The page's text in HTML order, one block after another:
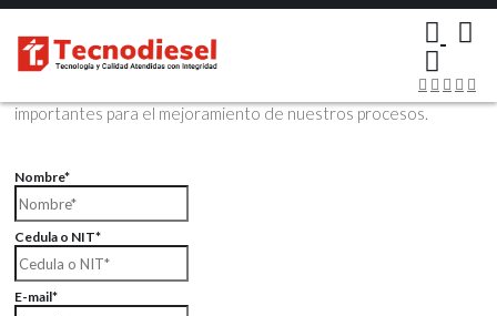
Contáctenos Vía Email
Envíenos sus datos con sus comentarios, sus opiniones son muy
importantes para el mejoramiento de nuestros procesos.
Nombre*
Cedula o NIT*
E-mail*